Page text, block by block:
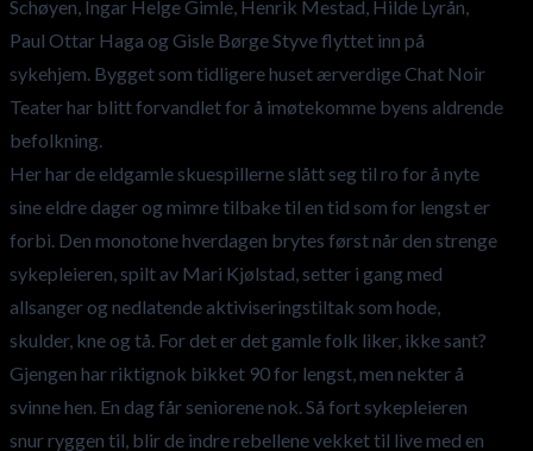
Schøyen, Ingar Helge Gimle, Henrik Mestad, Hilde Lyrån,
Paul Ottar Haga og Gisle Børge Styve flyttet inn på
sykehjem. Bygget som tidligere huset ærverdige Chat Noir
Teater har blitt forvandlet for å imøtekomme byens aldrende
befolkning.
Her har de eldgamle skuespillerne slått seg til ro for å nyte
sine eldre dager og mimre tilbake til en tid som for lengst er
forbi. Den monotone hverdagen brytes først når den strenge
sykepleieren, spilt av Mari Kjølstad, setter i gang med
allsanger og nedlatende aktiviseringstiltak som hode,
skulder, kne og tå. For det er det gamle folk liker, ikke sant?
Gjengen har riktignok bikket 90 for lengst, men nekter å
svinne hen. En dag får seniorene nok. Så fort sykepleieren
snur ryggen til, blir de indre rebellene vekket til live med en